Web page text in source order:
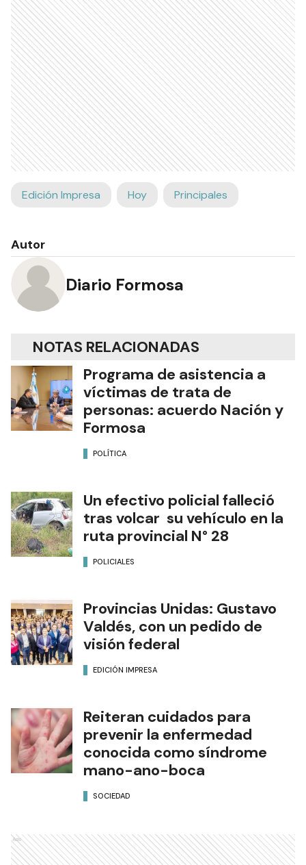
Edición Impresa Hoy Principales
Autor
Diario Formosa
NOTAS RELACIONADAS
Programa de asistencia a
víctimas de trata de
personas: acuerdo Nación y
Formosa
POLÍTICA
Un efectivo policial falleció
tras volcar su vehículo en la
ruta provincial N° 28
POLICIALES
Provincias Unidas: Gustavo
Valdés, con un pedido de
visión federal
EDICIÓN IMPRESA
Reiteran cuidados para
prevenir la enfermedad
conocida como síndrome
mano-ano-boca
SOCIEDAD
Ads